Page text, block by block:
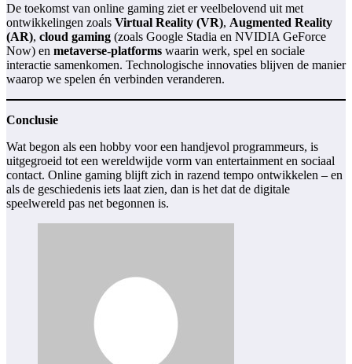
De toekomst van online gaming ziet er veelbelovend uit met
ontwikkelingen zoals Virtual Reality (VR), Augmented Reality
(AR), cloud gaming (zoals Google Stadia en NVIDIA GeForce
Now) en metaverse-platforms waarin werk, spel en sociale
interactie samenkomen. Technologische innovaties blijven de manier
waarop we spelen én verbinden veranderen.
Conclusie
Wat begon als een hobby voor een handjevol programmeurs, is
uitgegroeid tot een wereldwijde vorm van entertainment en sociaal
contact. Online gaming blijft zich in razend tempo ontwikkelen – en
als de geschiedenis iets laat zien, dan is het dat de digitale
speelwereld pas net begonnen is.